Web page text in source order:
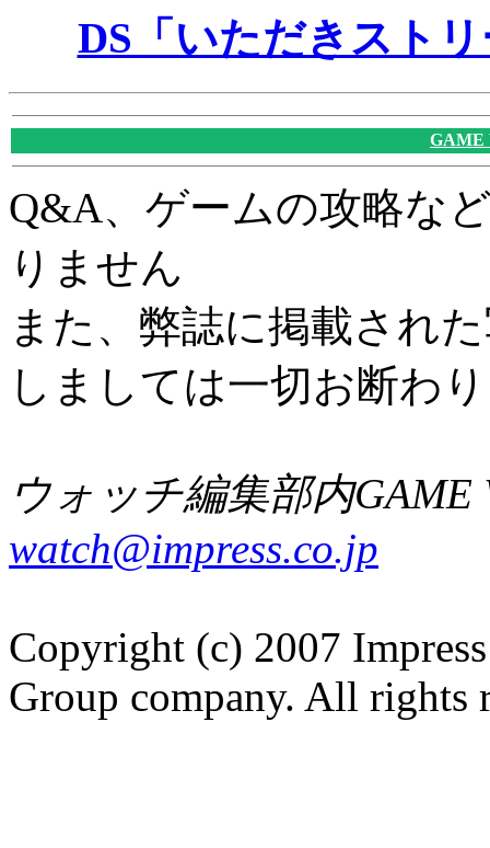
DS「いただきスト
GAME
Q&A、ゲームの攻略な
りません
また、弊誌に掲載され
しましては一切お断わ
ウォッチ編集部内GAME
watch@impress.co.jp
Copyright (c) 2007
Group company. All rights